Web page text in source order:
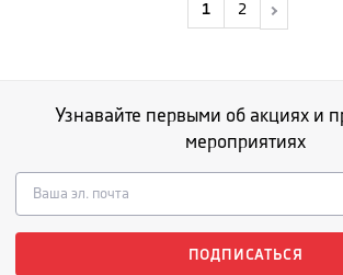
1 2
Узнавайте первыми об акциях и
мероприятиях
ПОДПИСАТЬСЯ